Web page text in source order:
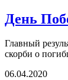
День
Главный
скорби о
06.04.2020